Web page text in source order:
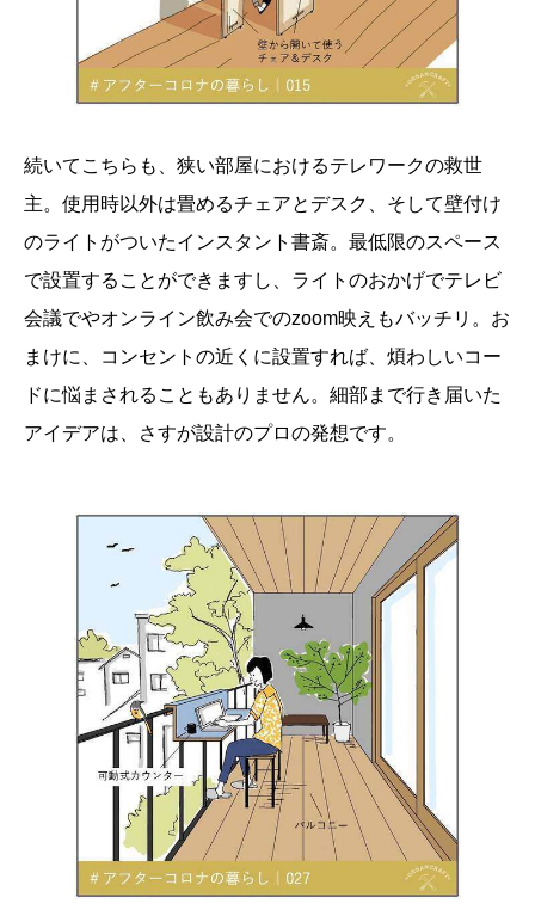
続いてこちらも、狭い部屋におけるテレワークの救世
主。使用時以外は畳めるチェアとデスク、そして壁付け
のライトがついたインスタント書斎。最低限のスペース
で設置することができますし、ライトのおかげでテレビ
会議でやオンライン飲み会でのzoom映えもバッチリ。お
まけに、コンセントの近くに設置すれば、煩わしいコー
ドに悩まされることもありません。細部まで行き届いた
アイデアは、さすが設計のプロの発想です。